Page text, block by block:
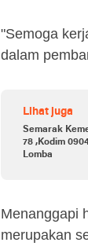
"Semoga
dalam
Lihat juga
Semarak
78 ,Kodim
Lomba
Menanggapi
merupakan